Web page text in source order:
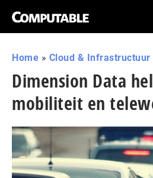
Home » Cloud & Infrastructuur
Dimension Data
mobiliteit en